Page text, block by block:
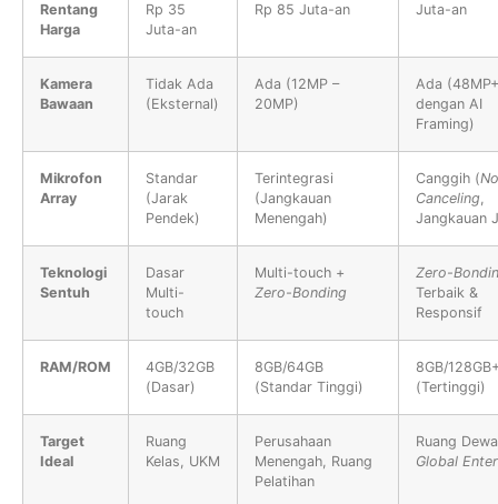
Rentang
Harga
Rp 35
Juta-an
Rp 85 Juta-an
Juta-an
Kamera
Bawaan
Tidak Ada
(Eksternal)
Ada (12MP –
20MP)
Ada (48MP+
dengan AI
Framing)
Mikrofon
Array
Standar
(Jarak
Pendek)
Terintegrasi
(Jangkauan
Menengah)
Canggih (
Canceling,
Jangkauan
Teknologi
Sentuh
Dasar
Multi-
touch
Multi-touch +
Zero-Bonding
Zero-
Terbaik &
Responsif
RAM/ROM
4GB/32GB
(Dasar)
8GB/64GB
(Standar Tinggi)
8GB/
(Tertinggi)
Target
Ideal
Ruang
Kelas, UKM
Perusahaan
Menengah, Ruang
Pelatihan
Ruang
Global